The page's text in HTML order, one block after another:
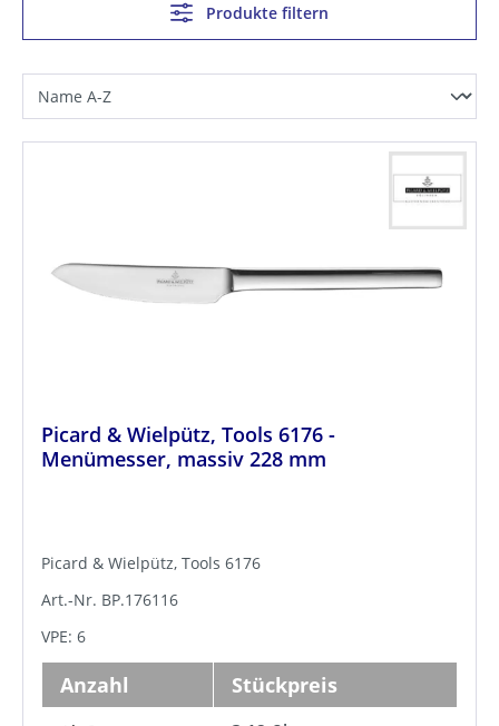
Produkte filtern
Picard & Wielpütz, Tools 6176 -
Menümesser, massiv 228 mm
Picard & Wielpütz, Tools 6176
Art.-Nr. BP.176116
VPE: 6
Anzahl Stückpreis